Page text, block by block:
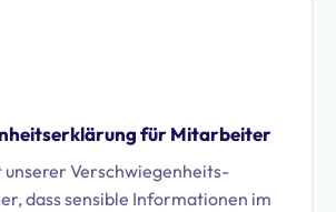
für Mitarbeiter
unserer Verschwiegenheits­
dass sensible Informationen im